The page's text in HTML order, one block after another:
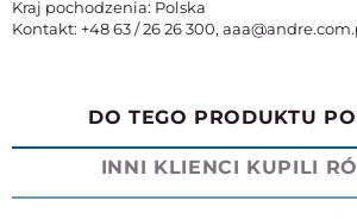
Kraj pochodzenia: Polska
Kontakt: +48 63 / 26 26 300,
DO TEGO PRODUKTU
INNI KLIENCI KUPILI